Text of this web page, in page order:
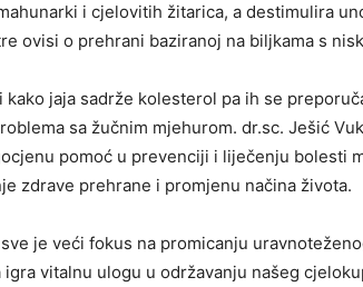
i cjelovitih žitarica, a destimulira
ovisi o prehrani baziranoj na biljkama s
jaja sadrže kolesterol pa ih se
sa žučnim mjehurom. dr.sc. Ješić
pomoć u prevenciji i liječenju bolesti
zdrave prehrane i promjenu načina života.
je veći fokus na promicanju
vitalnu ulogu u održavanju našeg